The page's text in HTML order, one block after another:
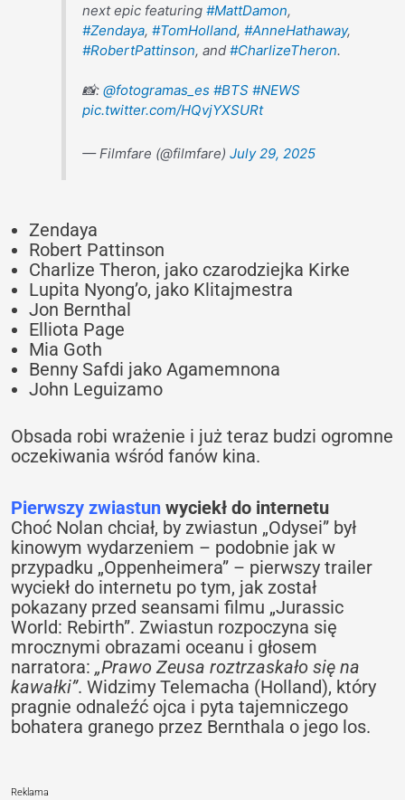
next epic featuring #MattDamon,
#Zendaya, #TomHolland, #AnneHathaway,
#RobertPattinson, and #CharlizeTheron.
📸: @fotogramas_es #BTS #NEWS
pic.twitter.com/HQvjYXSURt
— Filmfare (@filmfare) July 29, 2025
Zendaya
Robert Pattinson
Charlize Theron, jako czarodziejka Kirke
Lupita Nyong’o, jako Klitajmestra
Jon Bernthal
Elliota Page
Mia Goth
Benny Safdi jako Agamemnona
John Leguizamo
Obsada robi wrażenie i już teraz budzi ogromne
oczekiwania wśród fanów kina.
Pierwszy zwiastun wyciekł do internetu
Choć Nolan chciał, by zwiastun „Odysei” był
kinowym wydarzeniem – podobnie jak w
przypadku „Oppenheimera” – pierwszy trailer
wyciekł do internetu po tym, jak został
pokazany przed seansami filmu „Jurassic
World: Rebirth”. Zwiastun rozpoczyna się
mrocznymi obrazami oceanu i głosem
narratora:„Prawo Zeusa roztrzaskało się na
kawałki”. Widzimy Telemacha (Holland), który
pragnie odnaleźć ojca i pyta tajemniczego
bohatera granego przez Bernthala o jego los.
Reklama